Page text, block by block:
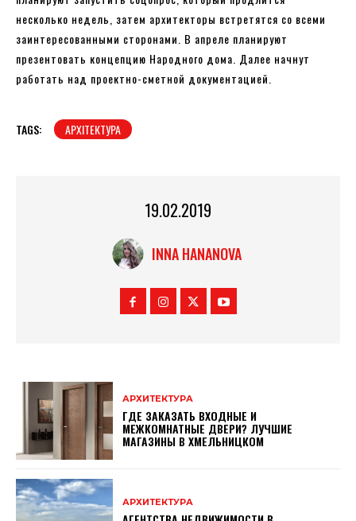
несколько недель, затем архитекторы встретятся со всеми
заинтересованными сторонами. В апреле планируют
презентовать концепцию Народного дома. Далее начнут
работать над проектно-сметной документацией.
TAGS: АРХІТЕКТУРА
19.02.2019
INNA HANANOVA
АРХИТЕКТУРА
ГДЕ ЗАКАЗАТЬ ВХОДНЫЕ И
МЕЖКОМНАТНЫЕ ДВЕРИ? ЛУЧШИЕ
МАГАЗИНЫ В ХМЕЛЬНИЦКОМ
АРХИТЕКТУРА